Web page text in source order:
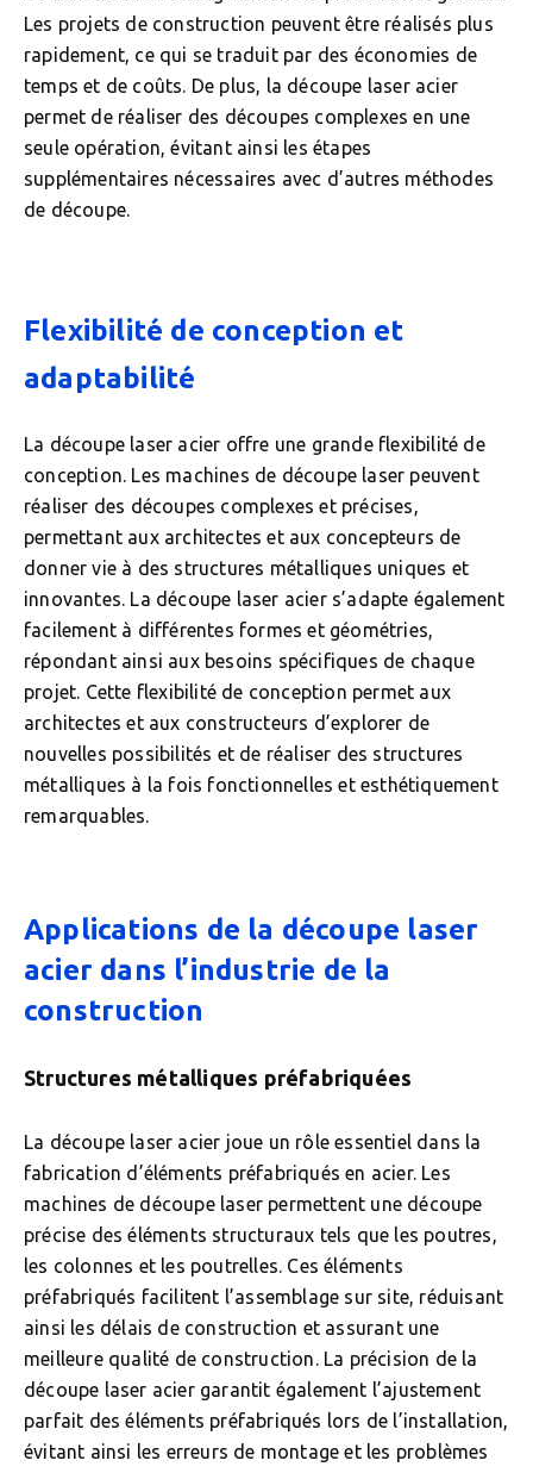
Les projets de construction peuvent être réalisés plus
rapidement, ce qui se traduit par des économies de
temps et de coûts. De plus, la découpe laser acier
permet de réaliser des découpes complexes en une
seule opération, évitant ainsi les étapes
supplémentaires nécessaires avec d’autres méthodes
de découpe.
Flexibilité de conception et
adaptabilité
La découpe laser acier offre une grande flexibilité de
conception. Les machines de découpe laser peuvent
réaliser des découpes complexes et précises,
permettant aux architectes et aux concepteurs de
donner vie à des structures métalliques uniques et
innovantes. La découpe laser acier s’adapte également
facilement à différentes formes et géométries,
répondant ainsi aux besoins spécifiques de chaque
projet. Cette flexibilité de conception permet aux
architectes et aux constructeurs d’explorer de
nouvelles possibilités et de réaliser des structures
métalliques à la fois fonctionnelles et esthétiquement
remarquables.
Applications de la découpe laser
acier dans l’industrie de la
construction
Structures métalliques préfabriquées
La découpe laser acier joue un rôle essentiel dans la
fabrication d’éléments préfabriqués en acier. Les
machines de découpe laser permettent une découpe
précise des éléments structuraux tels que les poutres,
les colonnes et les poutrelles. Ces éléments
préfabriqués facilitent l’assemblage sur site, réduisant
ainsi les délais de construction et assurant une
meilleure qualité de construction. La précision de la
découpe laser acier garantit également l’ajustement
parfait des éléments préfabriqués lors de l’installation,
évitant ainsi les erreurs de montage et les problèmes